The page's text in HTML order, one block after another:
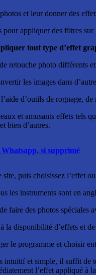
et leur donner des
appliquer des filtres
tout type d’effet
retouche photo différents
les images dans
d’outils de rognage,
et amusants effets tels
bien d’autres.
Whatsapp, si supprimé
puis choisissez l’effet
les instruments sont en
faire des photos spéciales
la disponibilité d’effets et
le programme et choisir
et simple, il suffit
l’effet appliqué à